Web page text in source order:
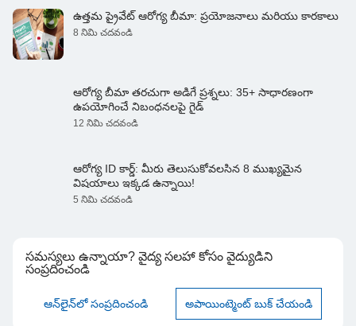
ఉత్తమ ప్రైవేట్ ఆరోగ్య బీమా: ప్రయోజనాలు మరియు కారకాలు
8 నిమి చదవండి
ఆరోగ్య బీమా తరచుగా అడిగే ప్రశ్నలు: 35+ సాధారణంగా
ఉపయోగించే నిబంధనలపై గైడ్
12 నిమి చదవండి
ఆరోగ్య ID కార్డ్: మీరు తెలుసుకోవలసిన 8 ముఖ్యమైన
విషయాలు ఇక్కడ ఉన్నాయి!
5 నిమి చదవండి
సమస్యలు ఉన్నాయా? వైద్య సలహా కోసం వైద్యుడిని
సంప్రదించండి
ఆన్‌లైన్‌లో సంప్రదించండి అపాయింట్మెంట్ బుక్ చేయండి